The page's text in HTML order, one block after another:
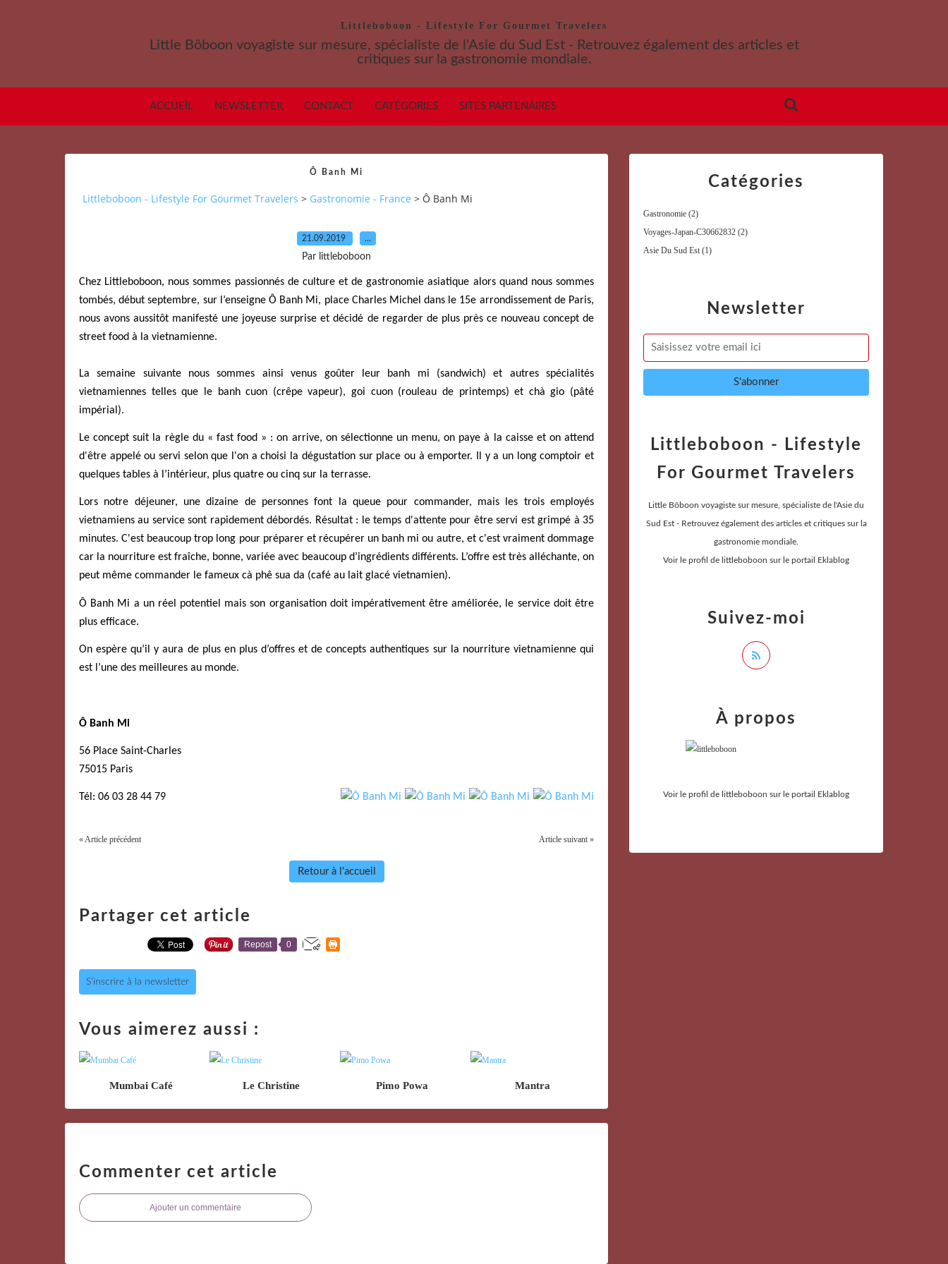
Littleboboon - Lifestyle For Gourmet Travelers
Little Bôboon voyagiste sur mesure, spécialiste de l'Asie du Sud Est - Retrouvez également des articles et
critiques sur la gastronomie mondiale.
ACCUEIL NEWSLETTER CONTACT CATÉGORIES SITES PARTENAIRES
Ô Banh Mi
Littleboboon - Lifestyle For Gourmet Travelers > Gastronomie - France > Ô Banh Mi
21.09.2019 …
Par littleboboon
Chez Littleboboon, nous sommes passionnés de culture et de gastronomie asiatique alors quand nous sommes
tombés, début septembre, sur l’enseigne Ô Banh Mi, place Charles Michel dans le 15e arrondissement de Paris,
nous avons aussitôt manifesté une joyeuse surprise et décidé de regarder de plus près ce nouveau concept de
street food à la vietnamienne.
La semaine suivante nous sommes ainsi venus goûter leur banh mi (sandwich) et autres spécialités
vietnamiennes telles que le banh cuon (crêpe vapeur), goi cuon (rouleau de printemps) et chà gio (pâté
impérial).
Le concept suit la règle du « fast food » : on arrive, on sélectionne un menu, on paye à la caisse et on attend
d'être appelé ou servi selon que l'on a choisi la dégustation sur place ou à emporter.
Il y a un long comptoir et
quelques tables à l’intérieur, plus quatre ou cinq sur la terrasse.
Lors notre déjeuner, une dizaine de personnes font la queue pour commander, mais les trois employés
vietnamiens au service sont rapidement débordés. Résultat : le temps d'attente pour être servi est grimpé à 35
minutes. C'est beaucoup trop long pour préparer et récupérer un banh mi ou autre, et c'est vraiment dommage
car la nourriture est fraîche, bonne, variée avec beaucoup d’ingrédients différents. L’offre est très alléchante, on
peut même commander le fameux cà phê sua da (café au lait glacé vietnamien).
Ô Banh Mi a un réel potentiel mais son organisation doit impérativement être améliorée, le service doit être
plus efficace.
On espère qu’il y aura de plus en plus d’offres et de concepts authentiques sur la nourriture vietnamienne qui
est l’une des meilleures au monde.
Ô Banh Mi
56 Place Saint-Charles
75015 Paris
Tél: 06 03 28 44 79
« Article précédent Article suivant »
Retour à l'accueil
Partager cet article
Repost 0
S'inscrire à la newsletter
Vous aimerez aussi :
Mumbai Café Le Christine Pimo Powa Mantra
Commenter cet article
Ajouter un commentaire
Newsletter
Catégories
Gastronomie (2)
Voyages-Japan-C30662832 (2)
Asie Du Sud Est (1)
Littleboboon - Lifestyle
For Gourmet Travelers
Little Bôboon voyagiste sur mesure, spécialiste de l'Asie du
Sud Est - Retrouvez également des articles et critiques sur la
gastronomie mondiale.
Voir le profil de littleboboon sur le portail Eklablog
Suivez-moi
À propos
Voir le profil de littleboboon sur le portail Eklablog